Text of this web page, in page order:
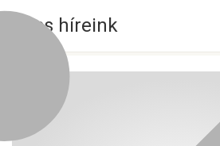
Friss híreink